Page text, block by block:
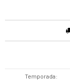
Temporada